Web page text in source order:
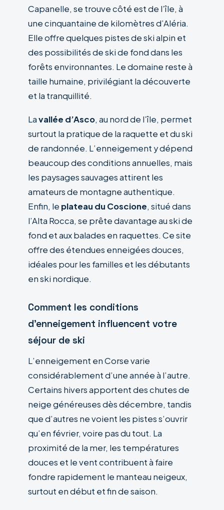
Capanelle, se trouve côté est de l’île, à
une cinquantaine de kilomètres d’Aléria.
Elle offre quelques pistes de ski alpin et
des possibilités de ski de fond dans les
forêts environnantes. Le domaine reste à
taille humaine, privilégiant la découverte
et la tranquillité.
Lavallée d’Asco, au nord de l’île, permet
surtout la pratique de la raquette et du ski
de randonnée. L’enneigement y dépend
beaucoup des conditions annuelles, mais
les paysages sauvages attirent les
amateurs de montagne authentique.
Enfin, le plateau du Coscione, situé dans
l’Alta Rocca, se prête davantage au ski de
fond et aux balades en raquettes. Ce site
offre des étendues enneigées douces,
idéales pour les familles et les débutants
en ski nordique.
Comment les conditions
d’enneigement influencent votre
séjour de ski
L’enneigement en Corse varie
considérablement d’une année à l’autre.
Certains hivers apportent des chutes de
neige généreuses dès décembre, tandis
que d’autres ne voient les pistes s’ouvrir
qu’en février, voire pas du tout. La
proximité de la mer, les températures
douces et le vent contribuent à faire
fondre rapidement le manteau neigeux,
surtout en début et fin de saison.